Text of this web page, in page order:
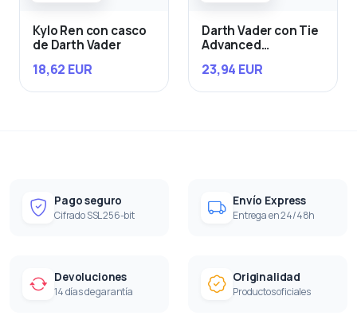
Kylo Ren con casco
de Darth Vader
18,62 EUR
Darth Vader con Tie
Advanced
23,94 EUR
Pago seguro
Cifrado SSL 256-bit
Envío Express
Entrega en 24/48h
Devoluciones
14 días de garantía
Originalidad
Productos oficiales